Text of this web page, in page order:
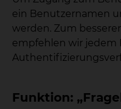
ein Benutzernamen
werden. Zum
empfehlen wir jedem
Funktion: